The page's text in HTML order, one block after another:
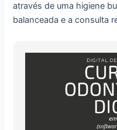
através de uma higiene
balanceada e a consulta